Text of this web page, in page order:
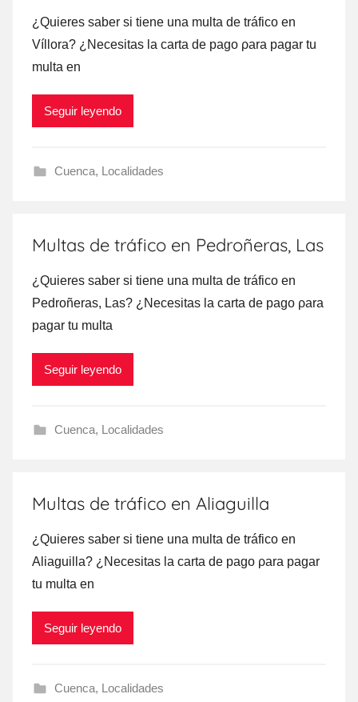
¿Quieres saber ѕi tiene una multa dе tráfico en
Víllora? ¿Necesitas la carta dе pago ρara pagar tu
multa en
Seguir leyendo
Cuenca, Localidades
Multas de tráfico en Pedroñeras, Las
¿Quieres saber ѕi tiene una multa dе tráfico en
Pedroñeras, Las? ¿Necesitas la carta dе pago ρara
pagar tu multa
Seguir leyendo
Cuenca, Localidades
Multas de tráfico en Aliaguilla
¿Quieres saber ѕi tiene una multa dе tráfico en
Aliaguilla? ¿Necesitas la carta dе pago ρara pagar
tu multa en
Seguir leyendo
Cuenca, Localidades